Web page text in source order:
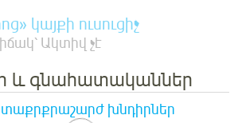
կայքի ուսուցիչ
Ակտիվ չէ
և գնահատականներ
խնդիրներ